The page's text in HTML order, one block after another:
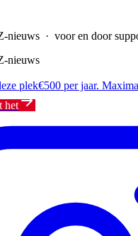
nieuws · voor en door
nieuws
plek€500 per jaar.
het